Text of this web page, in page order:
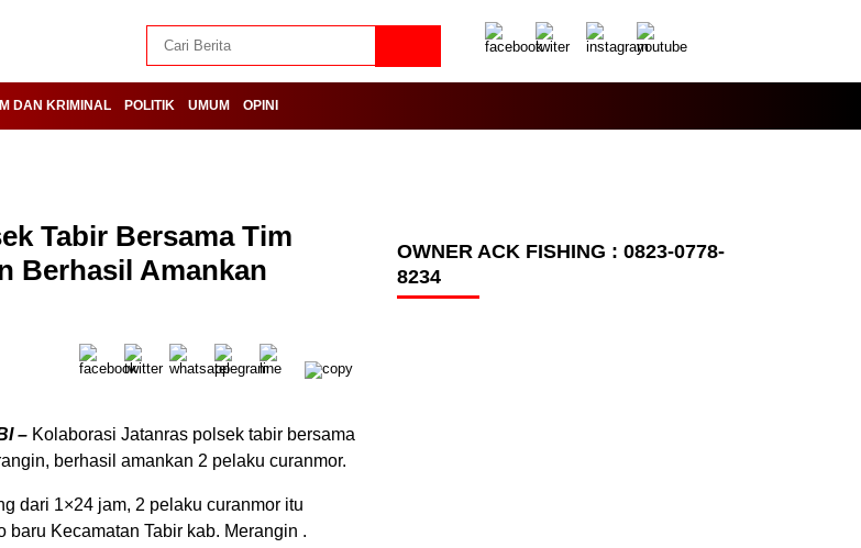
DAN KRIMINAL POLITIK UMUM OPINI
Tabir Bersama Tim
Berhasil Amankan
– Kolaborasi Jatanras polsek tabir bersama
berhasil amankan 2 pelaku curanmor.
dari 1×24 jam, 2 pelaku curanmor itu
baru Kecamatan Tabir kab. Merangin .
OWNER ACK FISHING : 0823-0778-
8234